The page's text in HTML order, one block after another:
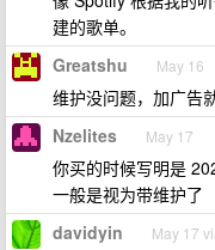
建的歌单。
Greatshu May 16
维护没问题，加广告
Nzelites May 17
你买的时候写明是
一般是视为带维护了
davidyin May 17